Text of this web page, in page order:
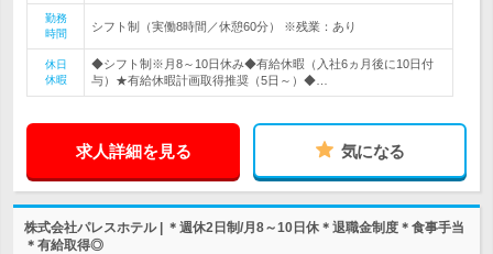
勤務
時間
シフト制（実働8時間／休憩60分） ※残業：あり
休日
休暇
◆シフト制※月8～10日休み◆有給休暇（入社6ヵ月後に10日付
与）★有給休暇計画取得推奨（5日～）◆…
求人詳細を見る 気になる
株式会社パレスホテル | ＊週休2日制/月8～10日休＊退職金制度＊食事手当
＊有給取得◎